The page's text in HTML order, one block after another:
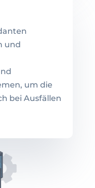
und
um die
bei Ausfällen